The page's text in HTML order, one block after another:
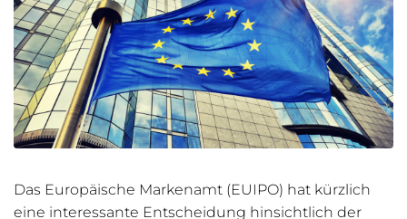
Das Europäische Markenamt (EUIPO) hat kürzlich
eine interessante Entscheidung hinsichtlich der